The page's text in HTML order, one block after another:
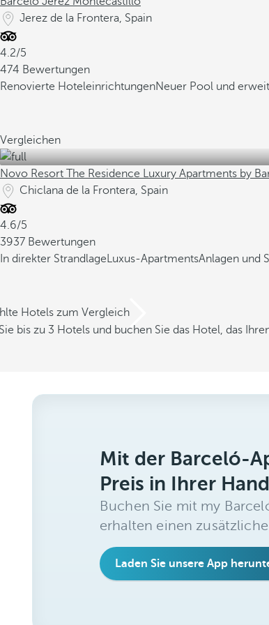
Jerez de la Frontera, Spain
4.2/5
474 Bewertungen
Renovierte HoteleinrichtungenNeuer Pool und
Vergleichen
Novo Resort The Residence Luxury Apartments by
Chiclana de la Frontera, Spain
4.6/5
3937 Bewertungen
In direkter StrandlageLuxus-ApartmentsAnlagen und
Hotels zum Vergleich
bis zu 3 Hotels und buchen Sie das Hotel, das
Mit der Barceló-
Preis in Ihrer
Buchen Sie mit my
erhalten einen
Laden Sie unsere App